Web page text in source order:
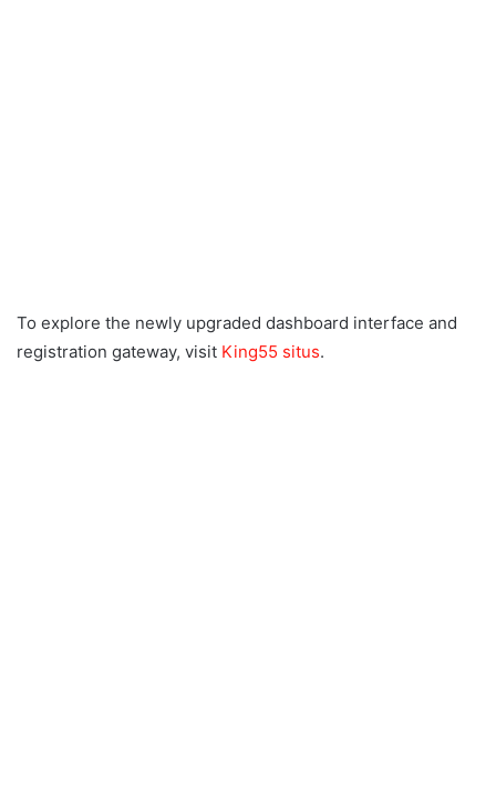
To explore the newly upgraded dashboard interface and
registration gateway, visit King55 situs.